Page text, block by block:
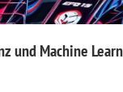
und Machine